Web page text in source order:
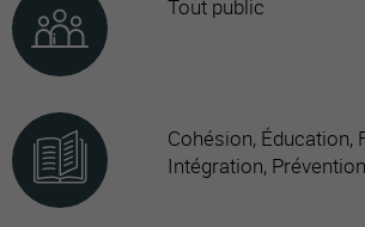
Tout public
Cohésion, Éducation,
Intégration,